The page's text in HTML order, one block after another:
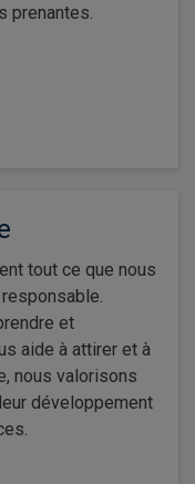
prenantes.
tout ce que nous
et
aide à attirer et à
nous valorisons
développement